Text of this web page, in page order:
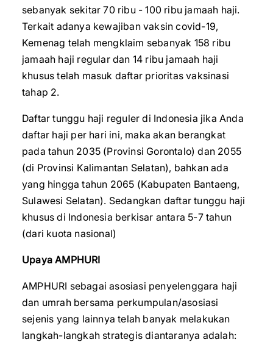
sebanyak sekitar 70 ribu - 100 ribu jamaah haji.
Terkait adanya kewajiban vaksin covid-19,
Kemenag telah mengklaim sebanyak 158 ribu
jamaah haji regular dan 14 ribu jamaah haji
khusus telah masuk daftar prioritas vaksinasi
tahap 2.
Daftar tunggu haji reguler di Indonesia jika Anda
daftar haji per hari ini, maka akan berangkat
pada tahun 2035 (Provinsi Gorontalo) dan 2055
(di Provinsi Kalimantan Selatan), bahkan ada
yang hingga tahun 2065 (Kabupaten Bantaeng,
Sulawesi Selatan). Sedangkan daftar tunggu haji
khusus di Indonesia berkisar antara 5-7 tahun
(dari kuota nasional)
Upaya AMPHURI
AMPHURI sebagai asosiasi penyelenggara haji
dan umrah bersama perkumpulan/asosiasi
sejenis yang lainnya telah banyak melakukan
langkah-langkah strategis diantaranya adalah: